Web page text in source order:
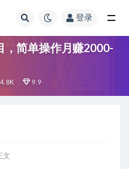
登录
，简单操作月赚2000-
9.9
文